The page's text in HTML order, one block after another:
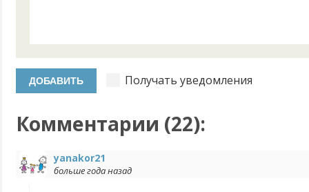
Получать уведомления
Комментарии (22):
yanakor21
больше года назад